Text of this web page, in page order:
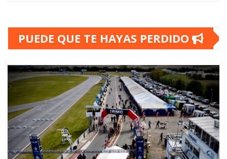
PUEDE QUE TE HAYAS PERDIDO